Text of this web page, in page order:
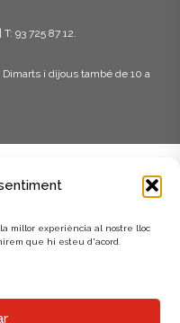
millor experiència al nostre lloc
que hi esteu d'acord.
93 725 87 12.
i dijous també de 10 a